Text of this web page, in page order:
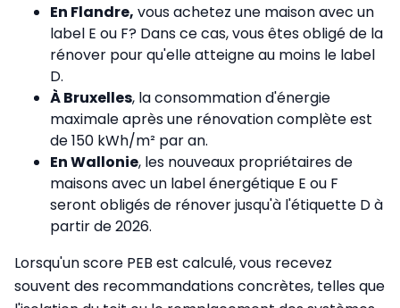
En Flandre, vous achetez une maison avec un
label E ou F? Dans ce cas, vous êtes obligé de la
rénover pour qu'elle atteigne au moins le label
D.
À Bruxelles, la consommation d'énergie
maximale après une rénovation complète est
de 150 kWh/m² par an.
En Wallonie, les nouveaux propriétaires de
maisons avec un label énergétique E ou F
seront obligés de rénover jusqu'à l'étiquette D à
partir de 2026.
Lorsqu'un score PEB est calculé, vous recevez
souvent des recommandations concrètes, telles que